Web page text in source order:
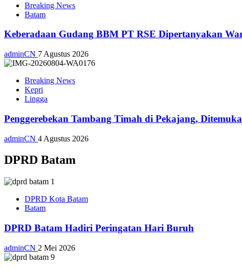
Breaking News
Batam
Keberadaan Gudang BBM PT RSE Dipertanyakan
adminCN 7 Agustus 2026
Breaking News
Kepri
Lingga
Penggerebekan Tambang Timah di Pekajang,
adminCN 4 Agustus 2026
DPRD Batam
DPRD Kota Batam
Batam
DPRD Batam Hadiri Peringatan Hari Buruh
adminCN 2 Mei 2026